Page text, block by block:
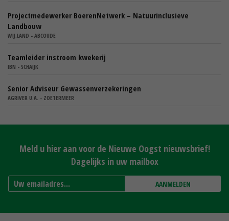
Projectmedewerker BoerenNetwerk – Natuurinclusieve
Landbouw
WIJ.LAND - ABCOUDE
Teamleider instroom kwekerij
IBN - SCHAIJK
Senior Adviseur Gewassenverzekeringen
AGRIVER U.A. - ZOETERMEER
Meld u hier aan voor de Nieuwe Oogst nieuwsbrief!
Dagelijks in uw mailbox
AANMELDEN